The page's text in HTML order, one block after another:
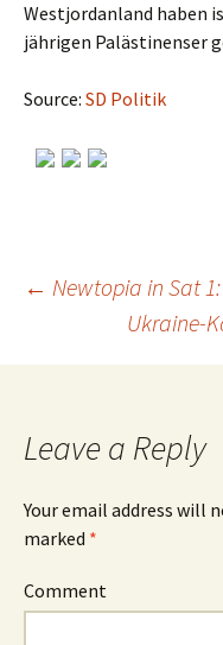
Westjordanland haben
jährigen Palästinenser
Source: SD Politik
Post
← Newtopia in Sat
Ukraine-
Leave a Reply
Your email address will
marked *
Comment